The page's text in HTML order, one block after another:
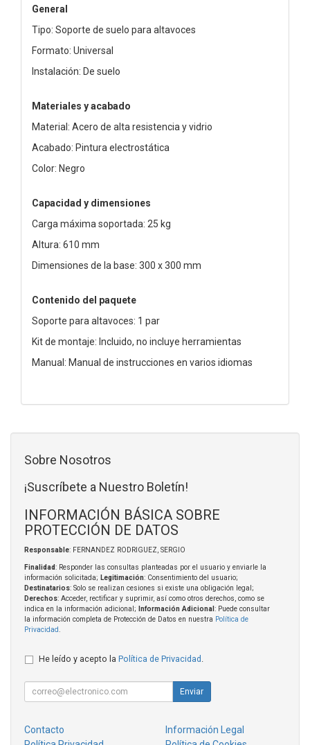
General
Tipo: Soporte de suelo para altavoces
Formato: Universal
Instalación: De suelo
Materiales y acabado
Material: Acero de alta resistencia y vidrio
Acabado: Pintura electrostática
Color: Negro
Capacidad y dimensiones
Carga máxima soportada: 25 kg
Altura: 610 mm
Dimensiones de la base: 300 x 300 mm
Contenido del paquete
Soporte para altavoces: 1 par
Kit de montaje: Incluido, no incluye herramientas
Manual: Manual de instrucciones en varios idiomas
Sobre Nosotros
¡Suscríbete a Nuestro Boletín!
INFORMACIÓN BÁSICA SOBRE
PROTECCIÓN DE DATOS
Responsable: FERNANDEZ RODRIGUEZ, SERGIO
Finalidad: Responder las consultas planteadas por el usuario y enviarle la
información solicitada; Legitimación: Consentimiento del usuario;
Destinatarios: Solo se realizan cesiones si existe una obligación legal;
Derechos: Acceder, rectificar y suprimir, así como otros derechos, como se
indica en la información adicional;
Información Adicional : Puede consultar
la información completa de Protección de Datos en nuestra Política de
Privacidad
He leído y acepto la Política de Privacidad
Enviar
Contacto
Información Legal